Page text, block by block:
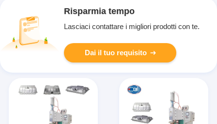
Risparmia tempo
Lasciaci contattare i migliori prodotti con te.
Dai il tuo requisito